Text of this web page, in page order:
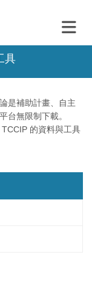
具
是補助計畫、自主
台無限制下載。
的資料與工具